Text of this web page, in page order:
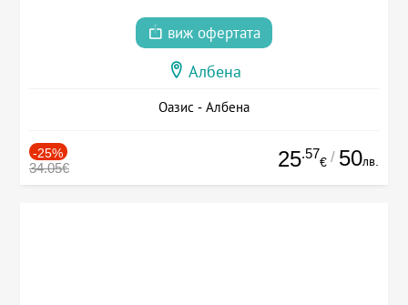
виж офертата
Албена
Оазис - Албена
-25%
34.05€ 25.57
€ / 50лв.